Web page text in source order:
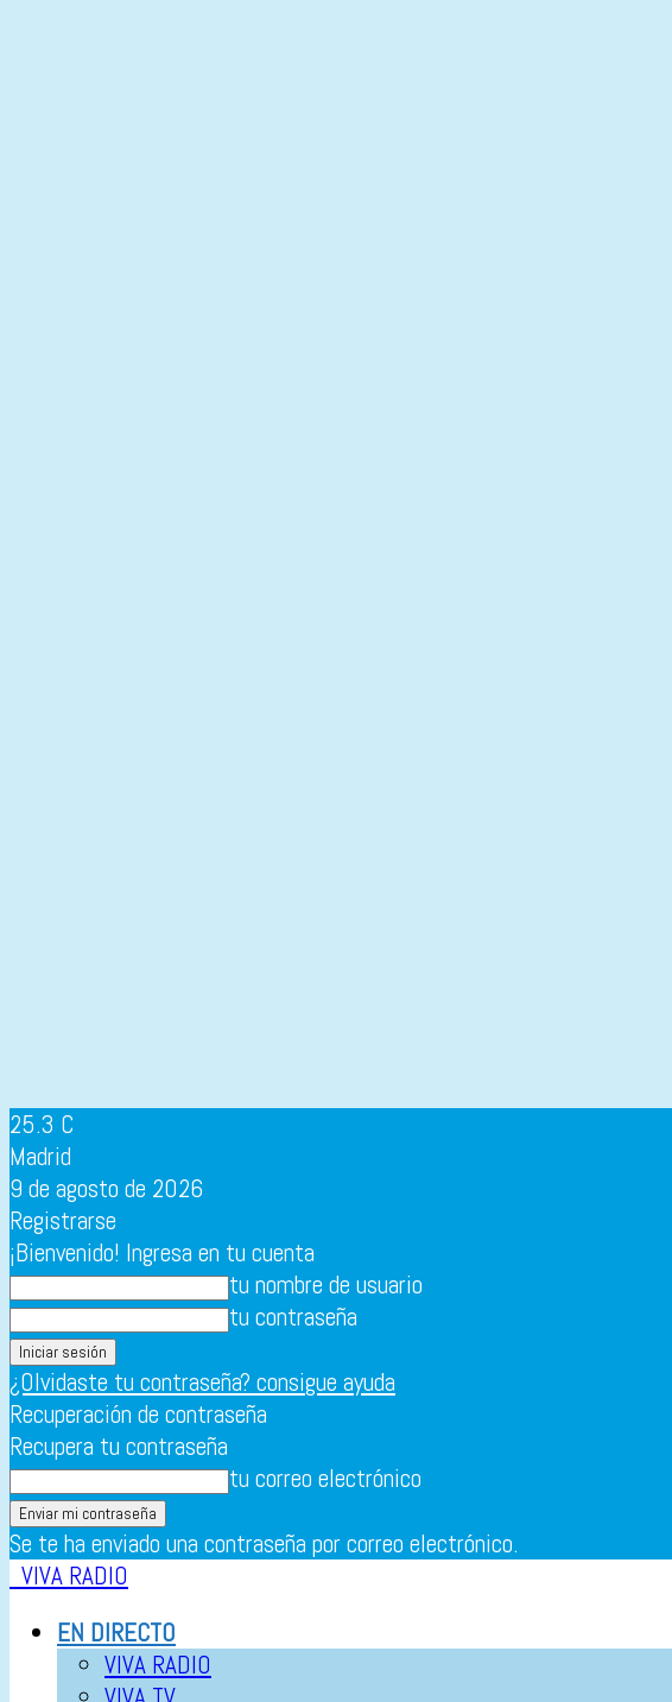
25.3 C
Madrid
9 de agosto de 2026
Registrarse
¡Bienvenido! Ingresa en tu cuenta
tu nombre de usuario
tu contraseña
¿Olvidaste tu contraseña? consigue ayuda
Recuperación de contraseña
Recupera tu contraseña
tu correo electrónico
Se te ha enviado una contraseña por correo electrónico.
VIVA RADIO
EN DIRECTO
VIVA RADIO